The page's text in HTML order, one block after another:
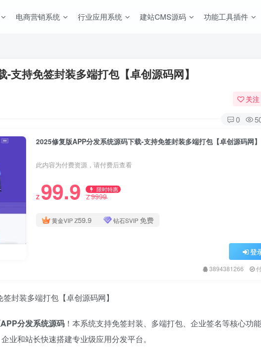
电商营销系统 行业应用系统 建站CMS源码 功能工具插件
支持免签封装多端打包【卓创源码网】
关注
0
2025修复版APP分发系统源码下载-支持免签封装多端打包【卓创源码网】
此内容为付费资源，请付费后查看
Z 99.9 限时特惠
Z9999
黄金VIPZ59.9 钻石SVIP免费
登
3894381266
封装多端打包【卓创源码网】
分发系统源码 ！本系统支持免签封装、多端打包、企业签名等核心功
业和站长快速搭建专业级应用分发平台。